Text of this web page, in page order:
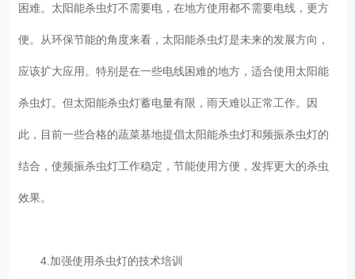
困难。太阳能杀虫灯不需要电，在地方使用都不需要电线，更方
便。从环保节能的角度来看，太阳能杀虫灯是未来的发展方向，
应该扩大应用。特别是在一些电线困难的地方，适合使用太阳能
杀虫灯。但太阳能杀虫灯蓄电量有限，雨天难以正常工作。因
此，目前一些合格的蔬菜基地提倡太阳能杀虫灯和频振杀虫灯的
结合，使频振杀虫灯工作稳定，节能使用方便，发挥更大的杀虫
效果。
4.加强使用杀虫灯的技术培训